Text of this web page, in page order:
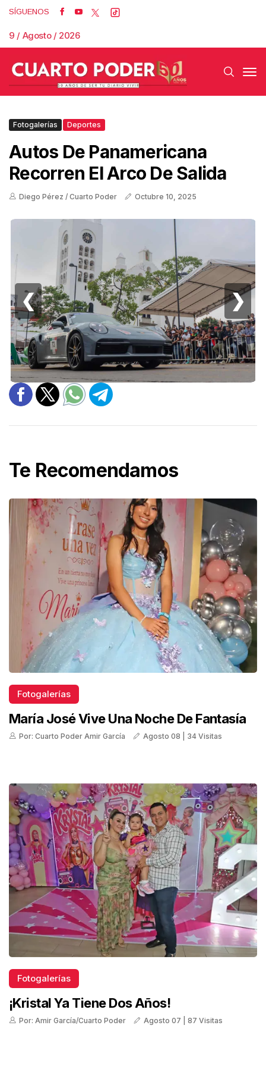
SÍGUENOS
9 / Agosto / 2026
Fotogalerías Deportes
Autos De Panamericana
Recorren El Arco De Salida
Diego Pérez / Cuarto Poder Octubre 10, 2025
❮ ❯
Te Recomendamos
Fotogalerías
María José Vive Una Noche De Fantasía
Por: Cuarto Poder Amir García Agosto 08 | 34 Visitas
Fotogalerías
¡Kristal Ya Tiene Dos Años!
Por: Amir García/Cuarto Poder Agosto 07 | 87 Visitas